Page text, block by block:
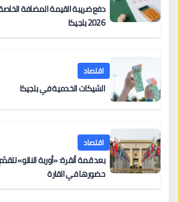
دفع ضريبة القيمة المضافة الخاصة
2026 بلجيكا
اقتصاد
الشيكات الخدمية في بلجيكا
اقتصاد
بعد قمة أنقرة: «أوربة الناتو»
حضورها في القارة